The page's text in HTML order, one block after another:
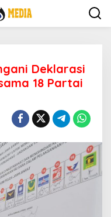
Deklarasi
18 Partai